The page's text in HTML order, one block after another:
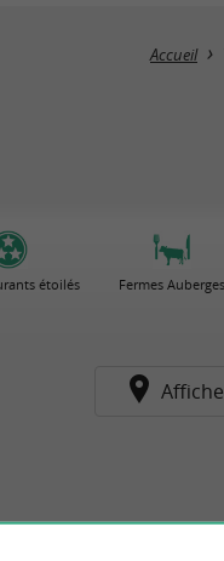
Accueil
étoilés Fermes Auberges